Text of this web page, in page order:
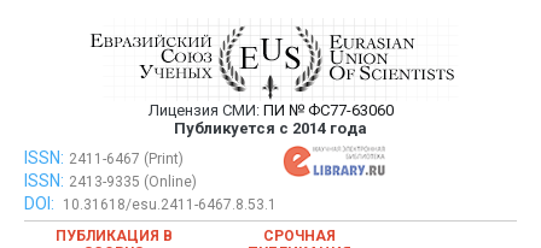
Евразийский Союз Ученых —
публикация научных статей в
ежемесячном научном журнале
Лицензия СМИ: ПИ № ФС77-63060
Публикуется с 2014 года
Евразийский Союз Ученых — публикация научных статей в
ежемесячном научном журнале
ISSN: 2411-6467 (Print)
ISSN: 2413-9335 (Online)
DOI:
10.31618/esu.2411-6467.8.53.1
ПУБЛИКАЦИЯ В
СРОЧНАЯ